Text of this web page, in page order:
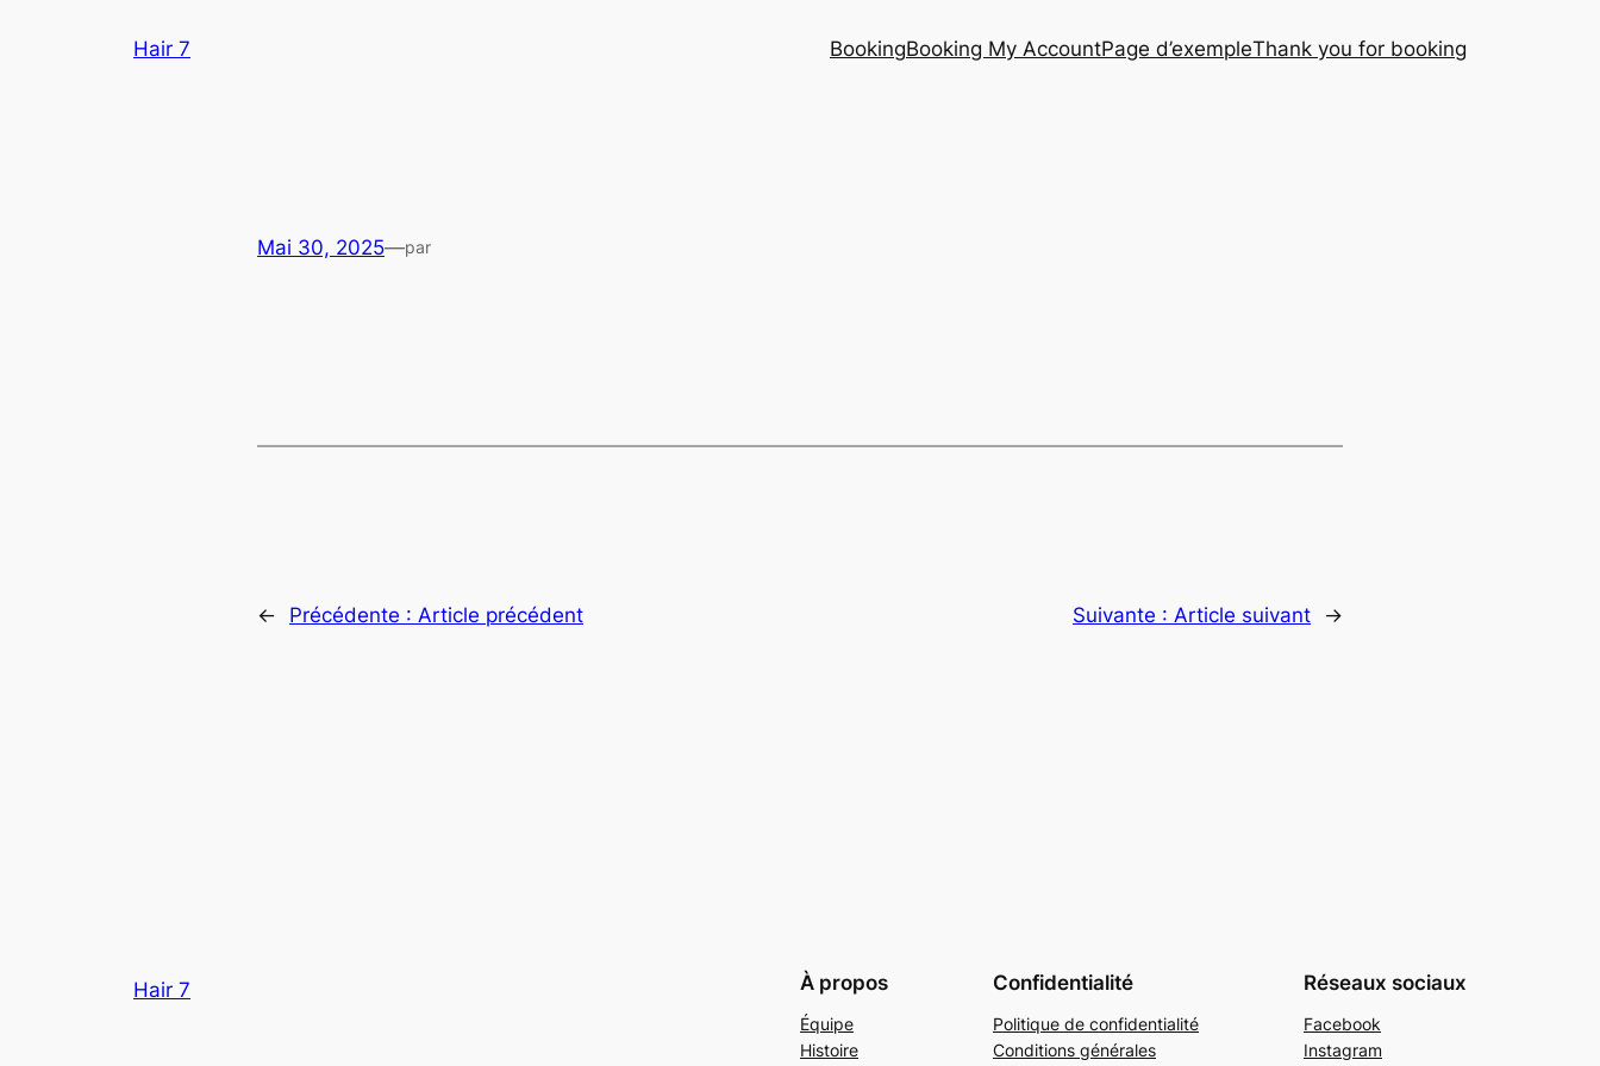
Hair 7 BookingBooking My AccountPage d’exempleThank you for booking
Mai 30, 2025—par
← Précédente : Article précédent Suivante : Article suivant →
Hair 7 À propos
Équipe
Histoire
Confidentialité
Politique de confidentialité
Conditions générales
Réseaux sociaux
Facebook
Instagram